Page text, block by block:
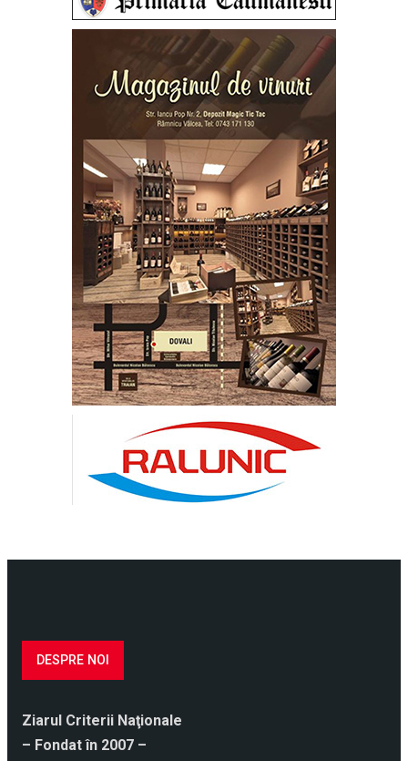
DESPRE NOI
Ziarul Criterii Naţionale
– Fondat în 2007 –